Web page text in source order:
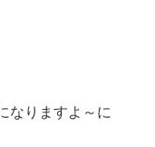
なりますよ～に